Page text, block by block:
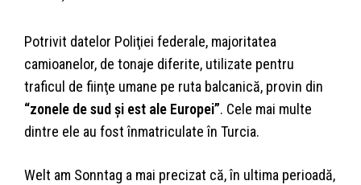
Potrivit datelor Poliţiei federale, majoritatea
camioanelor, de tonaje diferite, utilizate pentru
traficul de fiinţe umane pe ruta balcanică, provin din
“zonele de sud şi est ale Europei”. Cele mai multe
dintre ele au fost înmatriculate în Turcia.
Welt am Sonntag a mai precizat că, în ultima perioadă,